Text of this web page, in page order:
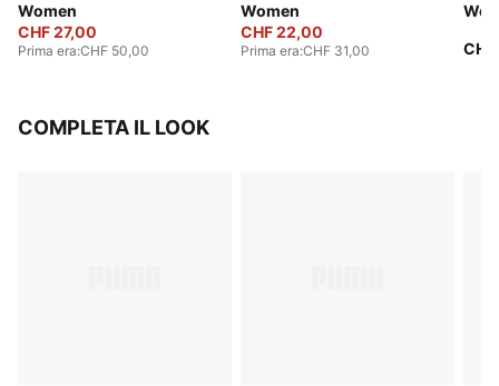
Women
CHF 27,00
Prima era:CHF 50,00
Women
CHF 22,00
Prima era:CHF 31,00
COMPLETA IL LOOK